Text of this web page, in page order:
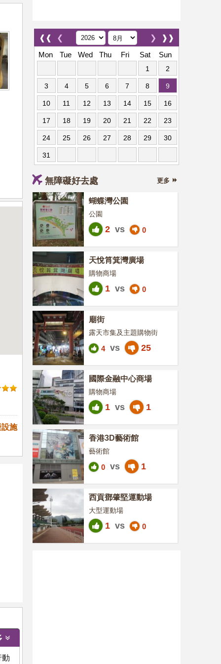
施
動
❰❰ ❮ ❱❱
❯
Mon
Tue Wed Thu Fri Sat Sun
1 2
3 4 5 6 7 8 9
10 11 12 13 14 15 16
17 18 19 20 21 22 23
24 25 26 27 28 29 30
31
無障礙好去處 更多
蝴蝶灣公園
公園
2 vs 0
天悅筲箕灣廣場
購物商場
1 vs 0
廟街
露天市集及主題購物街
4 vs 25
國際金融中心商場
購物商場
1 vs 1
香港3D藝術館
藝術館
0 vs 1
西貢鄧肇堅運動場
大型運動場
1 vs 0